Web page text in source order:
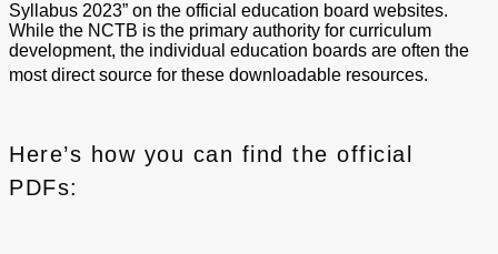
Syllabus 2023” on the official education board websites.
While the NCTB is the primary authority for curriculum
development, the individual education boards are often the
most direct source for these downloadable resources.
Here’s how you can find the official
PDFs: